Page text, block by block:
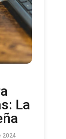
La
2024